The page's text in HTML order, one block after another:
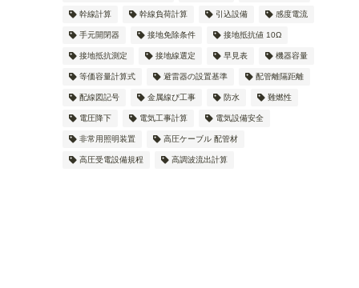
幹線計算 幹線負荷計算 引込設備 感度電流
手元開閉器 接地免除条件 接地抵抗値 10Ω
接地抵抗測定 接地線選定 早見表 機器容量
等価容量計算式 避雷器の設置基準 配管離隔距離
配線図記号 金属線ぴ工事 防水 難燃性
電圧降下 電気工事計算 電気設備安全
非常用照明装置 高圧ケーブル 配管材
高圧受電設備規程 高調波流出計算